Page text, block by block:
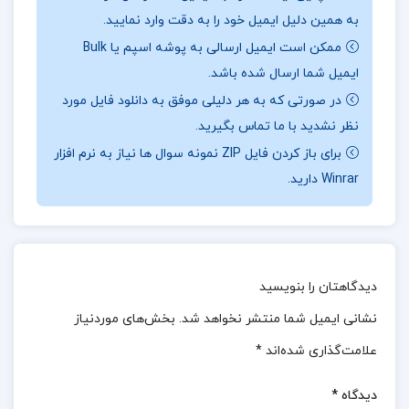
در کتاب سبک‌شناسی معماری ایرانی اثر دکتر محمدکریم
پیرنیا، معماری ایران به‌صورت جامع و دقیق به شش شیوه
تقسیم‌بندی شده است که هر یک از این شیوه‌ها بیانگر
دوره‌ای از تحولات تاریخی و فرهنگی در این سرزمین
است.این شیوه‌ها شامل دو شیوه‌ی پیش از اسلام و چهار
شیوه‌ی پس از اسلام هستند.هر یک از این شیوه‌ها به
شکلی منحصربه‌فرد،تحولات فرهنگی، اجتماعی و مذهبی
هر دوره را بازتاب می‌دهد و نشانگر رشد و تکامل مداوم
ارزشمند برای مطالعه و شناخت عمق و اصالت هنر معماری
ایران به شمار می‌رود.
نظرات کلی کاربران در مورد کتاب سبک شناسی معماری
ایرانی دکتر محمد کریم پیرنیا:
به همین دلیل ایمیل خود را به دقت وارد نمایید.
ممکن است ایمیل ارسالی به پوشه اسپم یا Bulk
ایمیل شما ارسال شده باشد.
در صورتی که به هر دلیلی موفق به دانلود فایل مورد
نظر نشدید با ما تماس بگیرید.
برای باز کردن فایل ZIP نمونه سوال ها نیاز به نرم افزار
Winrar دارید.
دیدگاهتان را بنویسید
نشانی ایمیل شما منتشر نخواهد شد. بخش‌های موردنیاز
علامت‌گذاری شده‌اند *
دیدگاه *